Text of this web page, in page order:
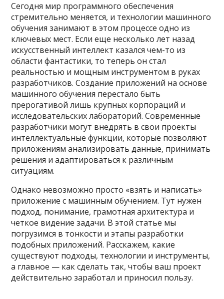
Сегодня мир программного обеспечения
стремительно меняется, и технологии машинного
обучения занимают в этом процессе одно из
ключевых мест. Если еще несколько лет назад
искусственный интеллект казался чем-то из
области фантастики, то теперь он стал
реальностью и мощным инструментом в руках
разработчиков. Создание приложений на основе
машинного обучения перестало быть
прерогативой лишь крупных корпораций и
исследовательских лабораторий. Современные
разработчики могут внедрять в свои проекты
интеллектуальные функции, которые позволяют
приложениям анализировать данные, принимать
решения и адаптироваться к различным
ситуациям.
Однако невозможно просто «взять и написать»
приложение с машинным обучением. Тут нужен
подход, понимание, грамотная архитектура и
четкое видение задачи. В этой статье мы
погрузимся в тонкости и этапы разработки
подобных приложений. Расскажем, какие
существуют подходы, технологии и инструменты,
а главное — как сделать так, чтобы ваш проект
действительно заработал и приносил пользу.